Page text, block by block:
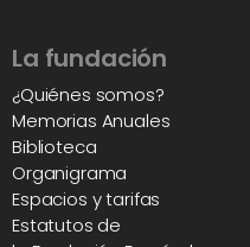
La fundación
¿Quiénes somos?
Memorias Anuales
Biblioteca
Organigrama
Espacios y tarifas
Estatutos de